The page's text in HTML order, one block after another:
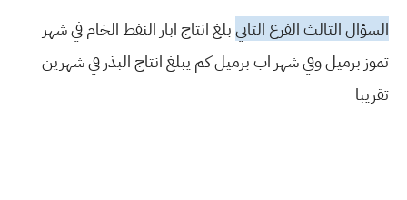
السؤال الثالث الفرع الثانيبلغ انتاج ابار النفط الخام في شهر
تموز برميل وفي شهر اب برميل كم يبلغ انتاج البذر في شهرين
تقريبا